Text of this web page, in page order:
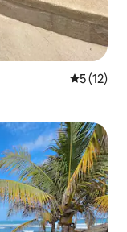
평점 5점
5 (12)